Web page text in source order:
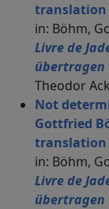
translation
in: Böhm,
Livre de
übertragen
Theodor
Not
Gottfried
translation
in: Böhm,
Livre de
übertragen